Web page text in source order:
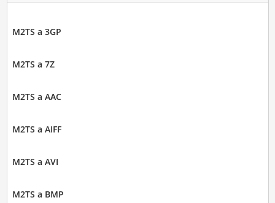
M2TS a 3GP
M2TS a 7Z
M2TS a AAC
M2TS a AIFF
M2TS a AVI
M2TS a BMP